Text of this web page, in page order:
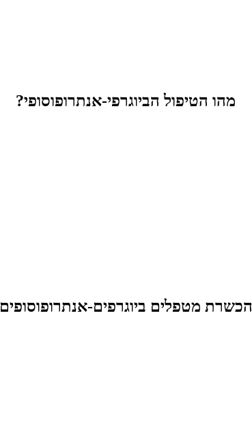
מהו הטיפול הביוגרפי-אנתרופוסופי?
הכשרת מטפלים ביוגרפים-אנתרופוסופים